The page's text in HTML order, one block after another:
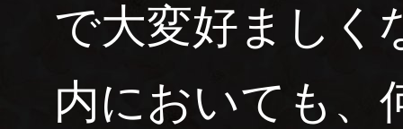
で大変好ましく
内においても、